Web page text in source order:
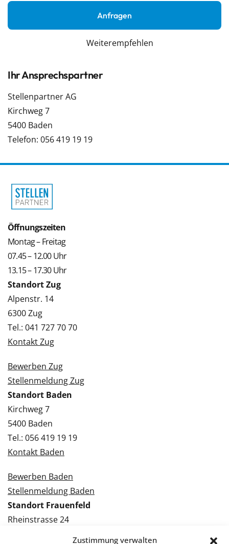
Zustimmung verwalten
Anfragen
Weiterempfehlen
Ihr Ansprechspartner
Stellenpartner AG
Kirchweg 7
5400 Baden
Telefon: 056 419 19 19
Öffnungszeiten
Montag – Freitag
07.45 – 12.00 Uhr
13.15 – 17.30 Uhr
Standort Zug
Alpenstr. 14
6300 Zug
Tel.: 041 727 70 70
Kontakt Zug
Bewerben Zug
Stellenmeldung Zug
Standort Baden
Kirchweg 7
5400 Baden
Tel.: 056 419 19 19
Kontakt Baden
Bewerben Baden
Stellenmeldung Baden
Standort Frauenfeld
Rheinstrasse 24